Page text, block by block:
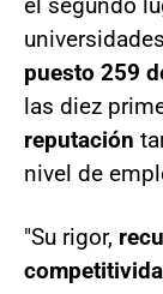
el segundo
puesto 259
las diez
reputación
nivel de
"Su rigor,